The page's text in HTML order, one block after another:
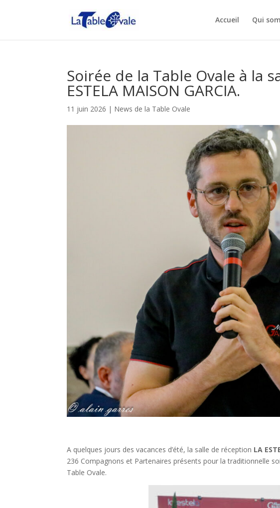
Accueil Qui
Soirée de la Table Ovale à la
ESTELA MAISON GARCIA.
11 juin 2026 | News de la Table Ovale
A quelques jours des vacances d’été, la salle de réception LA
236 Compagnons et Partenaires présents pour la traditionnelle
Table Ovale.